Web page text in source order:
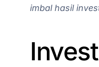
imbal hasil